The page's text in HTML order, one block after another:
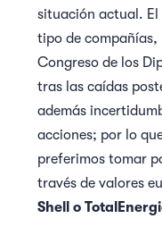
situación actual. El
tipo de compañías,
Congreso de los
tras las caídas
además
acciones; por lo
preferimos tomar
través de valores
Shell o